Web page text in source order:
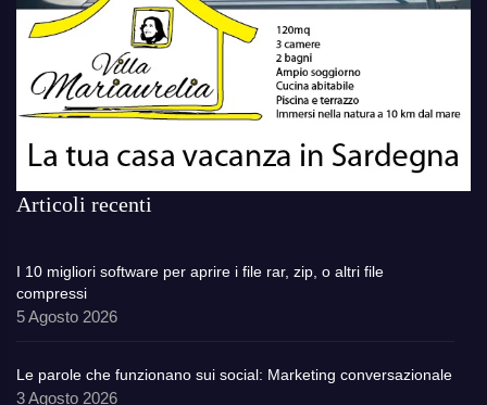
Articoli recenti
I 10 migliori software per aprire i file rar, zip, o altri file
compressi
5 Agosto 2026
Le parole che funzionano sui social: Marketing conversazionale
3 Agosto 2026